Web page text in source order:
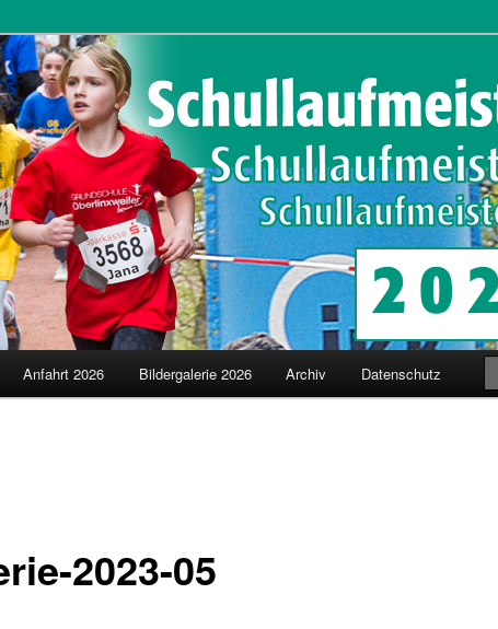
in Merzig
Anfahrt 2026 Bildergalerie 2026 Archiv Datenschutz
2023-05